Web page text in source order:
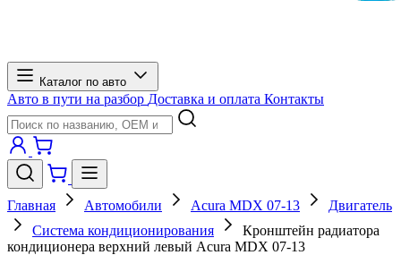
Каталог по авто
Авто в пути на разбор Доставка и оплата Контакты
Главная Автомобили Acura MDX 07-13
Двигатель
Система кондиционирования
Кронштейн радиатора
кондиционера верхний левый Acura MDX 07-13